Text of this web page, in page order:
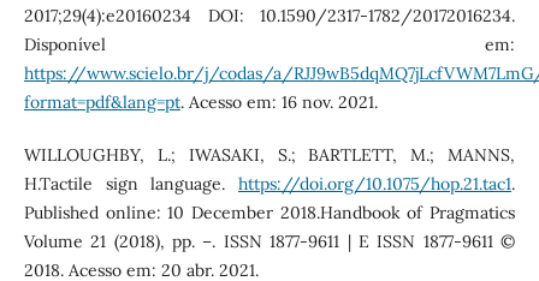
2017;29(4):e20160234 DOI: 10.1590/2317-1782/20172016234.
Disponível em:
https://www.scielo.br/j/codas/a/
format=pdf&lang=pt. Acesso em: 16 nov. 2021.
WILLOUGHBY, L.; IWASAKI, S.; BARTLETT, M.; MANNS,
H.Tactile sign language.https://doi.org/10.1075/hop.21.tac1.
Published online: 10 December 2018.Handbook of Pragmatics
Volume 21 (2018), pp. –. ISSN 1877-9611 | E ISSN 1877-9611 ©
2018. Acesso em: 20 abr. 2021.